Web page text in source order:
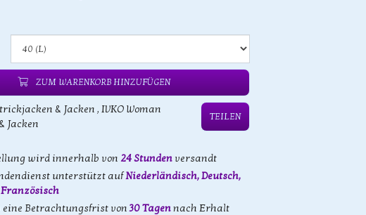
ZUM WARENKORB HINZUFÜGEN
& Jacken , IVKO Woman
Jacken
TEILEN
wird innerhalb von 24 Stunden versandt
unterstützt aufNiederländisch, Deutsch,
eine Betrachtungsfrist von30 Tagennach Erhalt